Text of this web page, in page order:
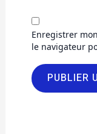
Enregistrer
le navigateur